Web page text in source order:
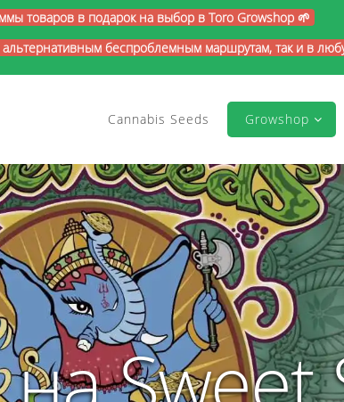
товаров в подарок на выбор в Toro Growshop 🌱
беспроблемным маршрутам, так и в
Cannabis Seeds Growshop